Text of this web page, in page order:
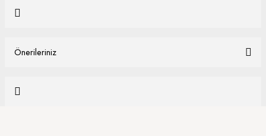
Önerileriniz
yetersiz gördüğünüz noktaları öneri formunu kullanarak tarafımıza
iletebilirsiniz.